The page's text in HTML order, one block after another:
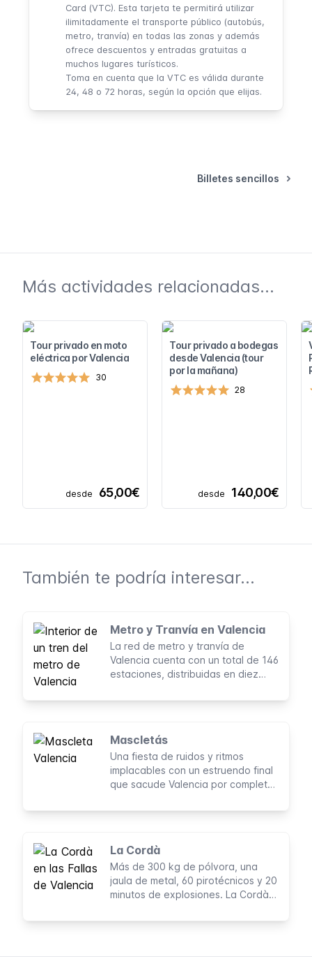
Card (VTC). Esta tarjeta te permitirá utilizar
ilimitadamente el transporte público (autobús,
metro, tranvía) en todas las zonas y además
ofrece descuentos y entradas gratuitas a
muchos lugares turísticos.
Toma en cuenta que la VTC es válida durante
24, 48 o 72 horas, según la opción que elijas.
Billetes sencillos
Más actividades relacionadas...
Tour privado en moto
eléctrica por Valencia
30
desde 65,00€
Tour privado a bodegas
desde Valencia (tour
por la mañana)
28
desde 140,00€
También te podría interesar...
Metro y Tranvía en Valencia
La red de metro y tranvía de
Valencia cuenta con un total de 146
estaciones, distribuidas en diez
162 km, cubre el área urbana de
ciudad.
Mascletás
Una fiesta de ruidos y ritmos
implacables con un estruendo final
que sacude Valencia por completo.
que la ciudad está en Fallas.
La Cordà
Más de 300 kg de pólvora, una
jaula de metal, 60 pirotécnicos y 20
minutos de explosiones. La Cordà
las Fallas.